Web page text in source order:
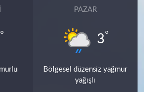
°
PAZAR
3°
Bölgesel düzensiz yağmur
yağışlı